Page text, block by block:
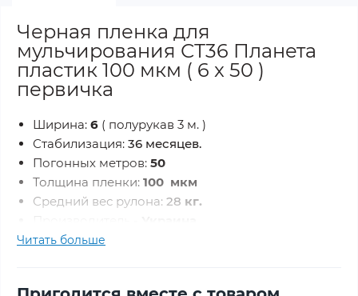
Черная пленка для
мульчирования СТ36 Планета
пластик 100 мкм ( 6 x 50 )
первичка
Ширина: 6 ( полурукав 3 м. )
Стабилизация: 36 месяцев.
Погонных метров: 50
Толщина пленки: 100 мкм
Средний вес рулона: 28 кг.
предназначенный для укрытия грунта при
Читать больше